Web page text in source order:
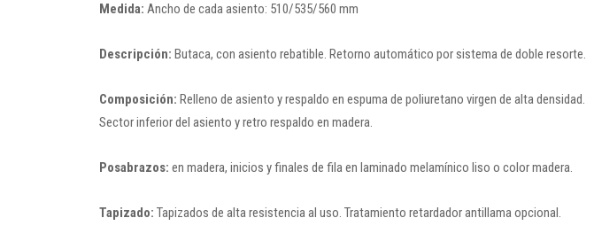
Medida: Ancho de cada asiento: 510/535/560 mm
Descripción: Butaca, con asiento rebatible. Retorno automático por sistema de doble resorte.
Composición: Relleno de asiento y respaldo en espuma de poliuretano virgen de alta densidad.
Sector inferior del asiento y retro respaldo en madera.
Posabrazos: en madera, inicios y finales de fila en laminado melamínico liso o color madera.
Tapizado: Tapizados de alta resistencia al uso. Tratamiento retardador antillama opcional.